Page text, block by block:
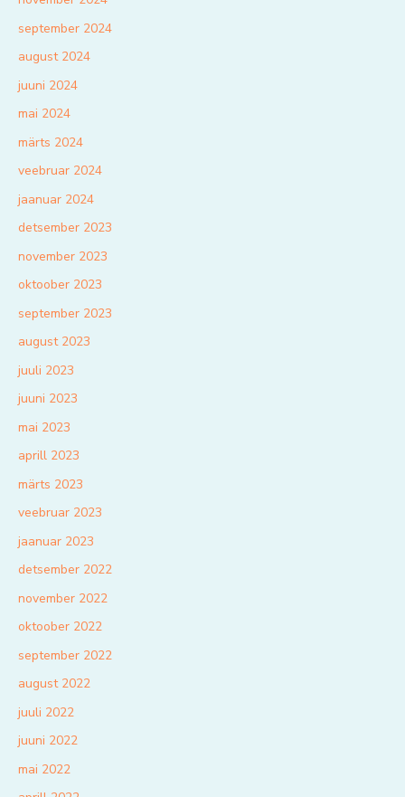
september 2024
august 2024
juuni 2024
mai 2024
märts 2024
veebruar 2024
jaanuar 2024
detsember 2023
november 2023
oktoober 2023
september 2023
august 2023
juuli 2023
juuni 2023
mai 2023
aprill 2023
märts 2023
veebruar 2023
jaanuar 2023
detsember 2022
november 2022
oktoober 2022
september 2022
august 2022
juuli 2022
juuni 2022
mai 2022